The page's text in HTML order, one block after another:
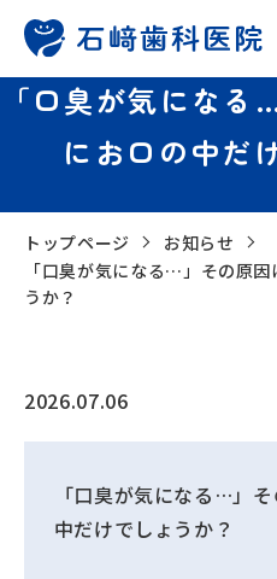
「口臭が気にな
にお口の中だ
トップページ
お知らせ
「口臭が気になる…」その原
うか？
2026.07.06
「口臭が気になる…」
中だけでしょうか？